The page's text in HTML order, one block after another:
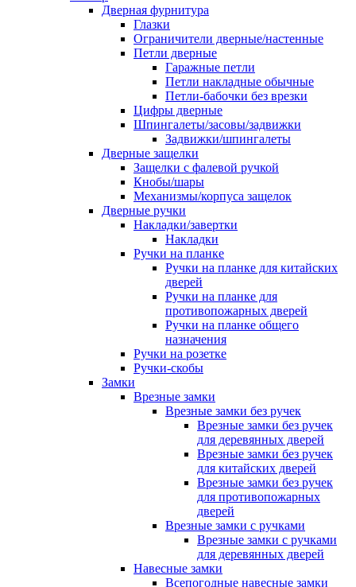
Дверная фурнитура
Глазки
Ограничители дверные/настенные
Петли дверные
Гаражные петли
Петли накладные обычные
Петли-бабочки без врезки
Цифры дверные
Шпингалеты/засовы/задвижки
Задвижки/шпингалеты
Дверные защелки
Защелки с фалевой ручкой
Кнобы/шары
Механизмы/корпуса защелок
Дверные ручки
Накладки/завертки
Накладки
Ручки на планке
Ручки на планке для китайских
дверей
Ручки на планке для
противопожарных дверей
Ручки на планке общего
назначения
Ручки на розетке
Ручки-скобы
Замки
Врезные замки
Врезные замки без ручек
Врезные замки без ручек
для деревянных дверей
Врезные замки без ручек
для китайских дверей
Врезные замки без ручек
для противопожарных
дверей
Врезные замки с ручками
Врезные замки с ручками
для деревянных дверей
Навесные замки
Всепогодные навесные замки